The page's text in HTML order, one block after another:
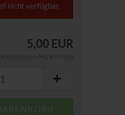
nicht verfügbar.
5,00 EUR